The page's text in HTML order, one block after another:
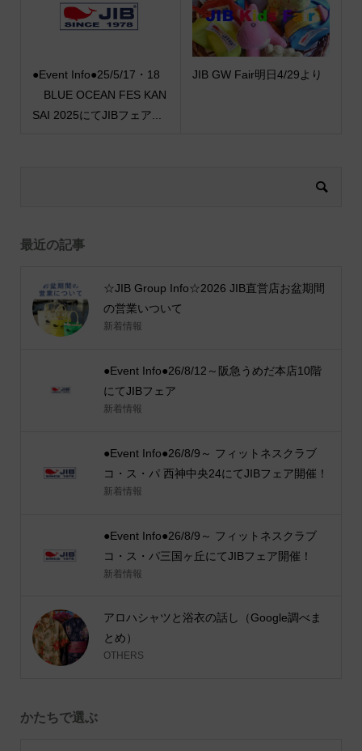
●Event Info●25/5/17・18
BLUE OCEAN FES KAN
SAI 2025にてJIBフェア...
JIB GW Fair明日4/29より
最近の記事
☆JIB Group Info☆2026 JIB直営店お盆期間
の営業いついて
新着情報
●Event Info●26/8/12～阪急うめだ本店10階
にてJIBフェア
新着情報
●Event Info●26/8/9～ フィットネスクラブ
コ・ス・パ 西神中央24にてJIBフェア開催！
新着情報
●Event Info●26/8/9～ フィットネスクラブ
コ・ス・パ三国ヶ丘にてJIBフェア開催！
新着情報
アロハシャツと浴衣の話し（Google調べま
とめ）
OTHERS
かたちで選ぶ